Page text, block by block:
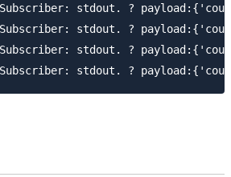
stdout. ?
stdout. ?
stdout. ?